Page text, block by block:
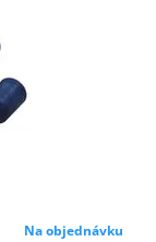
Na objednávku